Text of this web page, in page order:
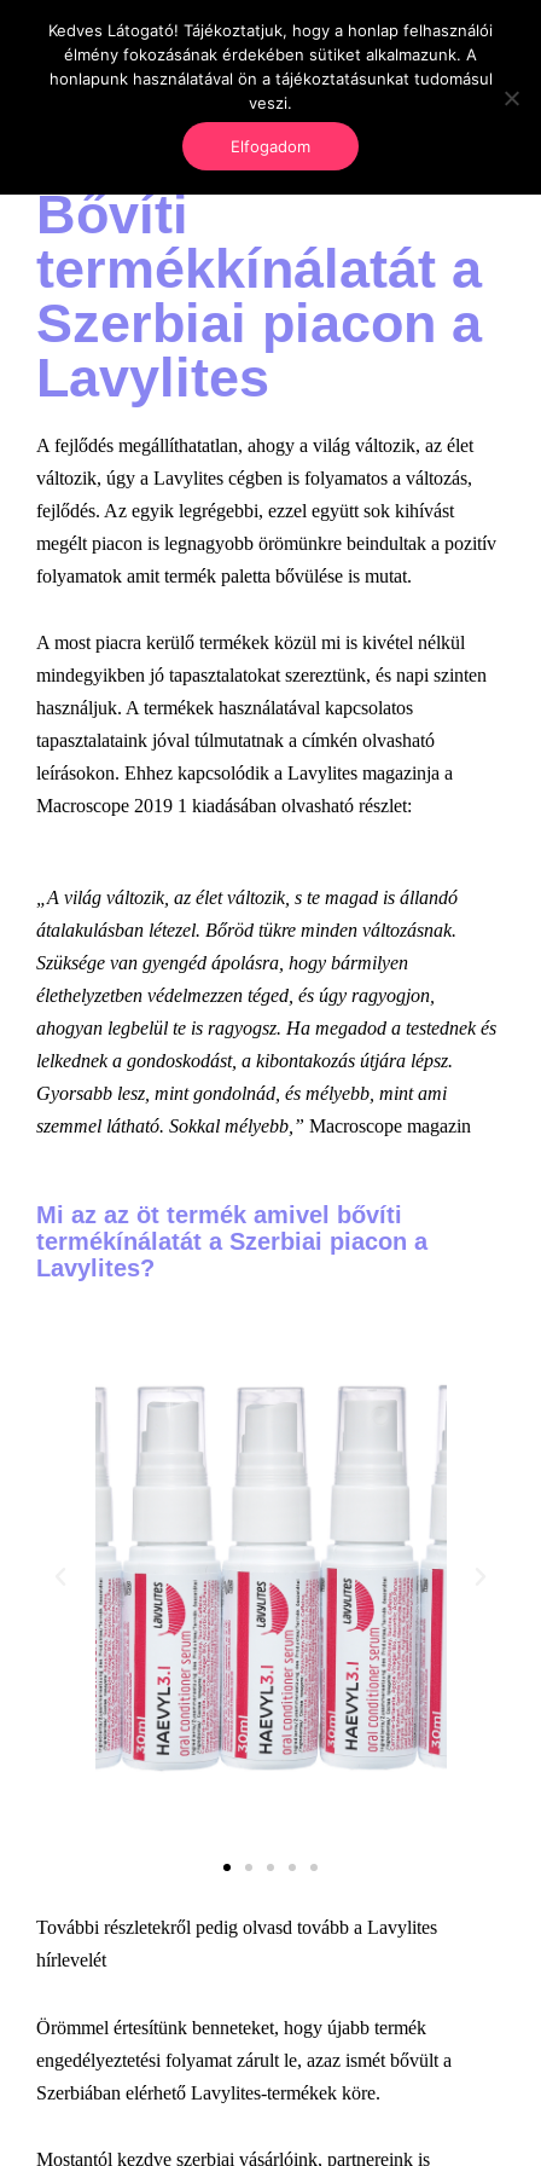
OnlineSeedsMan
Üzlet és szabadság
Bővíti
termékkínálatát a
Szerbiai piacon a
Lavylites
A fejlődés megállíthatatlan, ahogy a világ változik, az élet
változik, úgy a Lavylites cégben is folyamatos a változás,
fejlődés. Az egyik legrégebbi, ezzel együtt sok kihívást
megélt piacon is legnagyobb örömünkre beindultak a pozitív
folyamatok amit termék paletta bővülése is mutat.
A most piacra kerülő termékek közül mi is kivétel nélkül
mindegyikben jó tapasztalatokat szereztünk, és napi szinten
használjuk. A termékek használatával kapcsolatos
tapasztalataink jóval túlmutatnak a címkén olvasható
leírásokon. Ehhez kapcsolódik a Lavylites magazinja a
Macroscope 2019 1 kiadásában olvasható részlet:
„A világ változik, az élet változik, s te magad is állandó
átalakulásban létezel. Bőröd tükre minden változásnak.
Szüksége van gyengéd ápolásra, hogy bármilyen
élethelyzetben védelmezzen téged, és úgy ragyogjon,
ahogyan legbelül te is ragyogsz. Ha megadod a testednek és
lelkednek a gondoskodást, a kibontakozás útjára lépsz.
Gyorsabb lesz, mint gondolnád, és mélyebb, mint ami
szemmel látható. Sokkal mélyebb,” Macroscope magazin
Mi az az öt termék amivel bővíti
termékínálatát a Szerbiai piacon a
Lavylites?
További részletekről pedig olvasd tovább a Lavylites
hírlevelét
Örömmel értesítünk benneteket, hogy újabb termék
engedélyeztetési folyamat zárult le, azaz ismét bővült a
Szerbiában elérhető Lavylites-termékek köre.
Mostantól kezdve szerbiai vásárlóink, partnereink is
Kedves Látogató! Tájékoztatjuk, hogy a honlap felhasználói
élmény fokozásának érdekében sütiket alkalmazunk. A
honlapunk használatával ön a tájékoztatásunkat tudomásul
veszi.
Elfogadom